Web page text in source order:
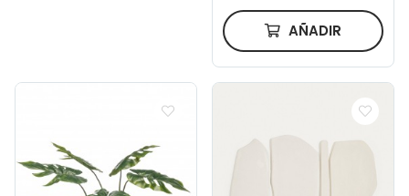
AÑADIR